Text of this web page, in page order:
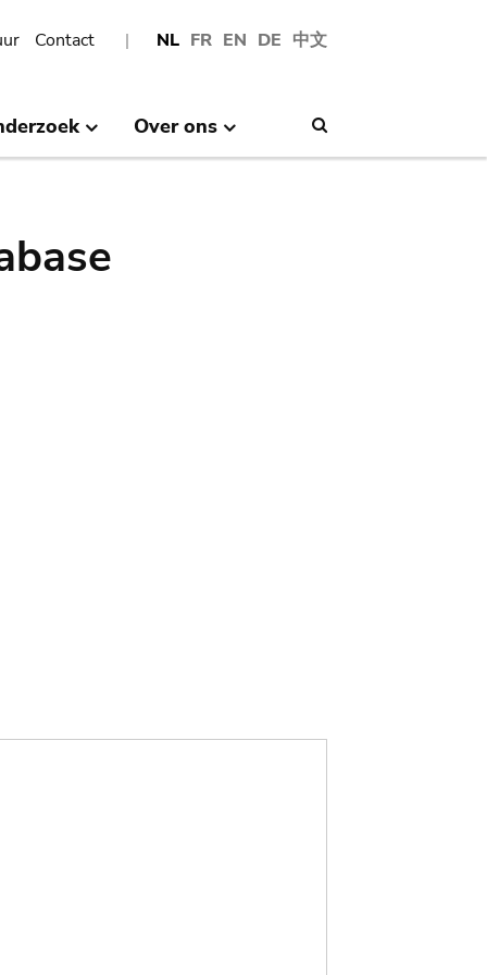
NL FR EN DE 中文
Contact
Over ons